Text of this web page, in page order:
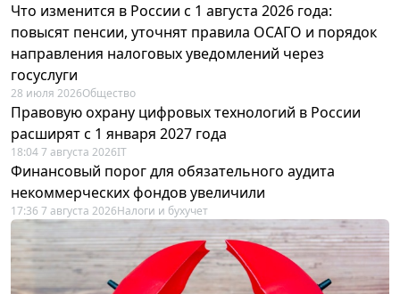
Что изменится в России с 1 августа 2026 года:
повысят пенсии, уточнят правила ОСАГО и порядок
направления налоговых уведомлений через
госуслуги
28 июля 2026Общество
Правовую охрану цифровых технологий в России
расширят с 1 января 2027 года
18:04 7 августа 2026IT
Финансовый порог для обязательного аудита
некоммерческих фондов увеличили
17:36 7 августа 2026Налоги и бухучет